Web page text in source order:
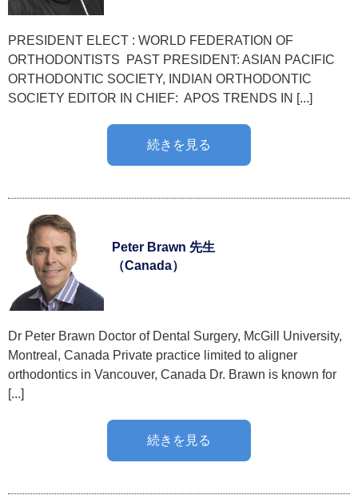
PRESIDENT ELECT : WORLD FEDERATION OF
ORTHODONTISTS PAST PRESIDENT: ASIAN PACIFIC
ORTHODONTIC SOCIETY, INDIAN ORTHODONTIC
SOCIETY EDITOR IN CHIEF: APOS TRENDS IN [...]
続きを見る
Peter Brawn 先生
（Canada）
Dr Peter Brawn Doctor of Dental Surgery, McGill University,
Montreal, Canada Private practice limited to aligner
orthodontics in Vancouver, Canada Dr. Brawn is known for
[...]
続きを見る